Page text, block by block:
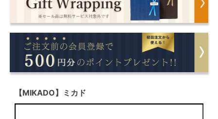
【MIKADO】ミカド